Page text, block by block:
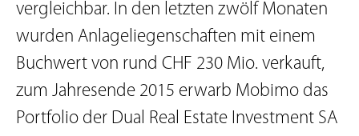
vergleichbar. In den letzten zwölf Monaten
wurden Anlageliegenschaften mit einem
Buchwert von rund CHF 230 Mio. verkauft,
zum Jahresende 2015 erwarb Mobimo das
Portfolio der Dual Real Estate Investment SA